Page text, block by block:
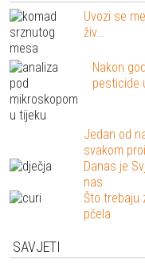
Uvozi se
živ…
Nakon
pesticide
Jedan od
svakom
Danas je
nas
Što trebaju
pčela
SAVJETI